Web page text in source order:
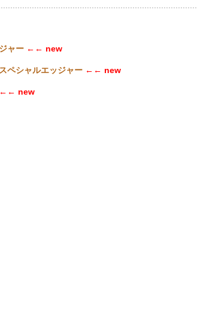
ャー ←← new
ペシャルエッジャー ←← new
←← new